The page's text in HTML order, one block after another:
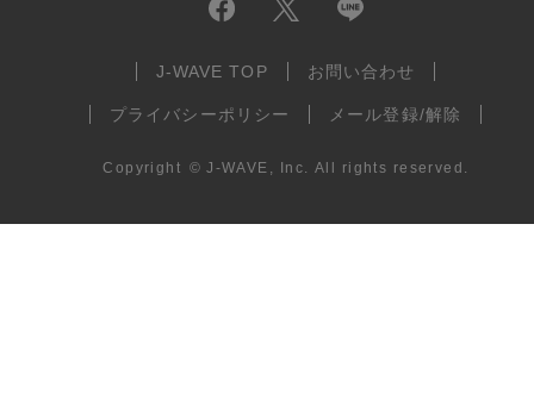
J-WAVE TOP お問い合わせ
プライバシーポリシー メール登録/解除
Copyright © J-WAVE, Inc. All rights reserved.